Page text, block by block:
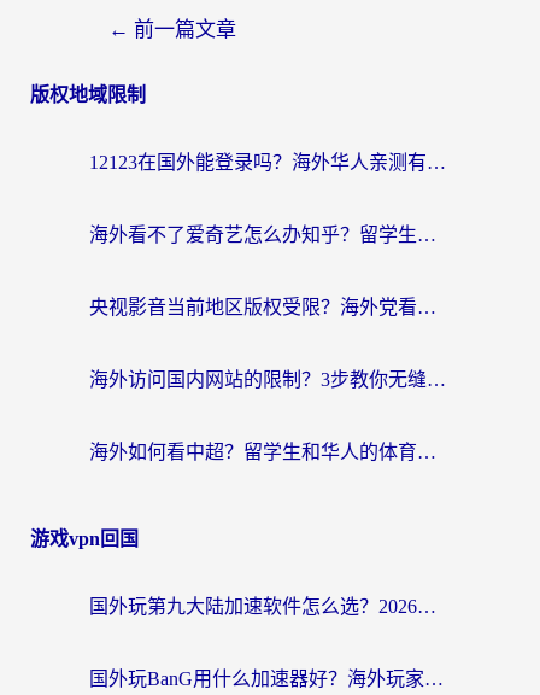
← 前一篇文章
版权地域限制
12123在国外能登录吗？海外华人亲测有效的回国加速器选择指南
海外看不了爱奇艺怎么办知乎？留学生亲测有效的回国加速方案
央视影音当前地区版权受限？海外党看国内剧、追电视台的终极解决方案
海外访问国内网站的限制？3步教你无缝解锁国内资源（附实测最优工具）
海外如何看中超？留学生和华人的体育赛事观看终极指南（附欧洲杯奥运会观看技巧）
游戏vpn回国
国外玩第九大陆加速软件怎么选？2026终极指南帮你告别延迟卡顿
国外玩BanG用什么加速器好？海外玩家亲测的国服游戏加速终极方案